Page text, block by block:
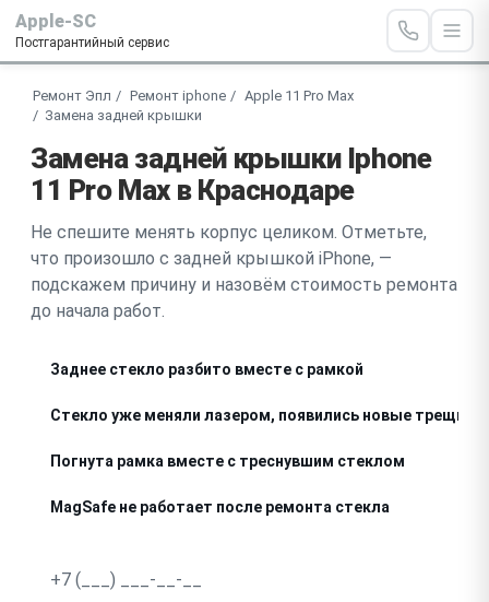
Apple-SC
Постгарантийный сервис
Ремонт Эпл Ремонт iphone
Apple 11 Pro Max
Замена задней крышки
Замена задней крышки Iphone
11 Pro Max в Краснодаре
Не спешите менять корпус целиком. Отметьте,
что произошло с задней крышкой iPhone, —
подскажем причину и назовём стоимость ремонта
до начала работ.
Заднее стекло разбито вместе с рамкой
Стекло уже меняли лазером, появились новые трещины
Погнута рамка вместе с треснувшим стеклом
MagSafe не работает после ремонта стекла